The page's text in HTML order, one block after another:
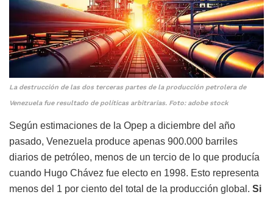
La destrucción de las dos terceras partes de la producción petrolera de
Venezuela fue resultado de políticas arbitrarias. Foto: adobe stock
Según estimaciones de la Opep a diciembre del año
pasado, Venezuela produce apenas 900.000 barriles
diarios de petróleo, menos de un tercio de lo que producía
cuando Hugo Chávez fue electo en 1998. Esto representa
menos del 1 por ciento del total de la producción global. Si